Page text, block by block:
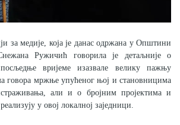
УПРАВА
за медије, која је данас одржана у Општини
Ружичић говорила је детаљније о
вријеме изазвале велику пажњу
говора мржње упућеног њој и становницима
али и о бројним пројектима и
у овој локалној заједници.